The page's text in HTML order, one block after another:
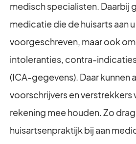
medisch specialisten. Daarbij
medicatie die de huisarts aan
voorgeschreven, maar ook
intoleranties, contra-
(ICA-gegevens). Daar kunnen
voorschrijvers en verstrekkers
rekening mee houden. Zo
huisartsenpraktijk bij aan